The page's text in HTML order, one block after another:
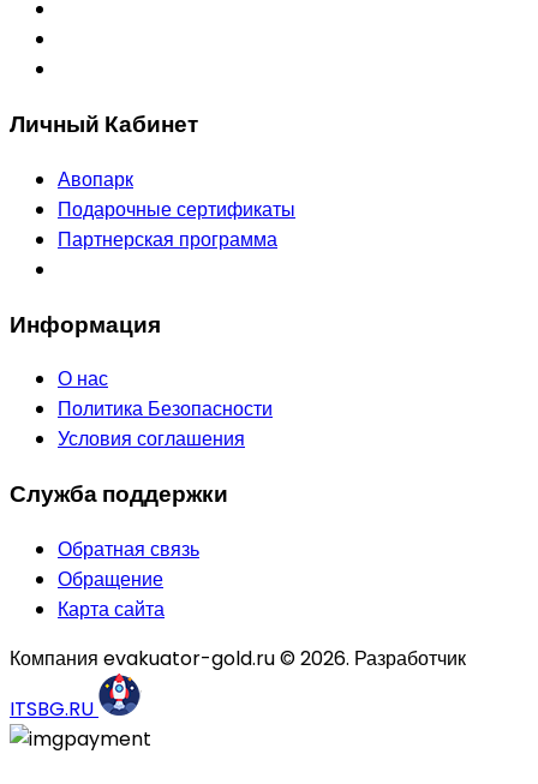
Личный Кабинет
Авопарк
Подарочные сертификаты
Партнерская программа
Информация
О нас
Политика Безопасности
Условия соглашения
Служба поддержки
Обратная связь
Обращение
Карта сайта
Компания evakuator-gold.ru © 2026. Разработчик
ITSBG.RU